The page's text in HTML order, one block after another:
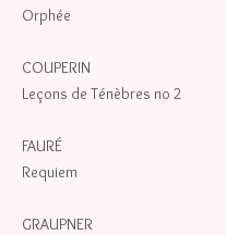
Orphée
COUPERIN
Leçons de Ténèbres no 2
FAURÉ
Requiem
GRAUPNER